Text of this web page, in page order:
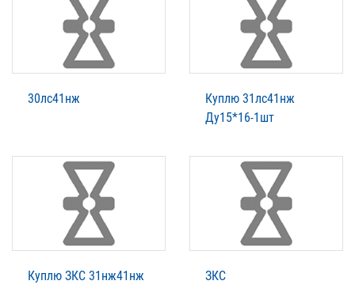
30лс41нж
Куплю 31лс41нж
Ду15*16-1шт
Куплю ЗКС 31нж41нж ЗКС